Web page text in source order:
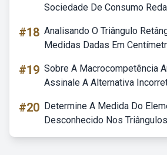
Sociedade De Consumo
#18 Analisando O Triângulo
Medidas Dadas Em
#19 Sobre A Macrocompetência
Assinale A Alternativa
#20 Determine A Medida Do
Desconhecido Nos